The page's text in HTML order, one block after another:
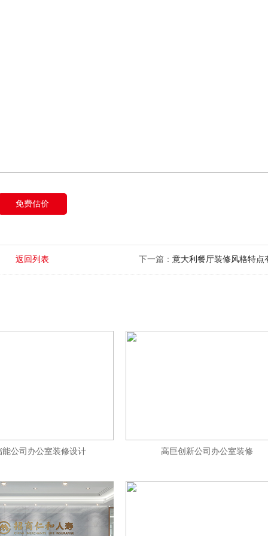
免费估价
下一篇： 意大利餐厅装修风格特点
返回列表
能公司办公室装修设计 高巨创新公司办公室装修